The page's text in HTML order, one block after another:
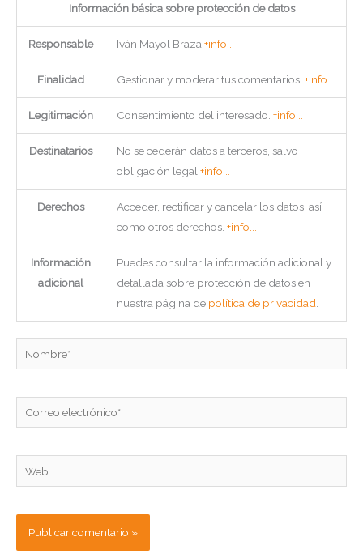
Información básica sobre protección de datos
Responsable Iván Mayol Braza +info...
Finalidad Gestionar y moderar tus comentarios. +info...
Legitimación Consentimiento del interesado. +info...
Destinatarios
No se cederán datos a terceros, salvo
obligación legal +info...
Derechos
Acceder, rectificar y cancelar los datos, así
como otros derechos. +info...
Información
adicional
Puedes consultar la información adicional y
detallada sobre protección de datos en
nuestra página de política de privacidad
Nombre*
electrónico*